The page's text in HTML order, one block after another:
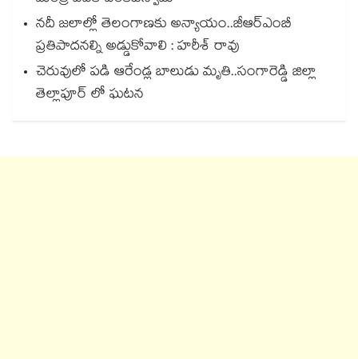
నదీ జలాల్లో తెలంగాణకు అన్యాయం..జీఆర్ఎంబీ
ప్రతిపాదనల్ని అడ్డుకోవాలి : హరీశ్ రావు
చెరువులో పడి ఆరేండ్ల బాలుడు మృతి..సంగారెడ్డి జిల్లా
తెల్లాపూర్ లో ఘటన